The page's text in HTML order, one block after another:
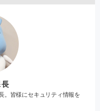
。皆様にセキュリティ情報を